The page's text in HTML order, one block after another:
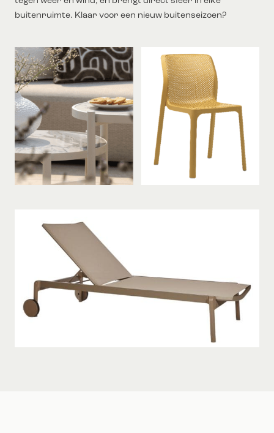
buitenruimte. Klaar voor een nieuw buitenseizoen?